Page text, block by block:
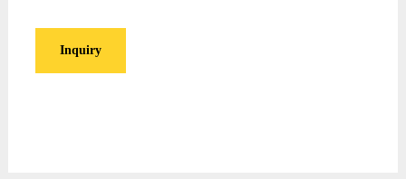
Inquiry